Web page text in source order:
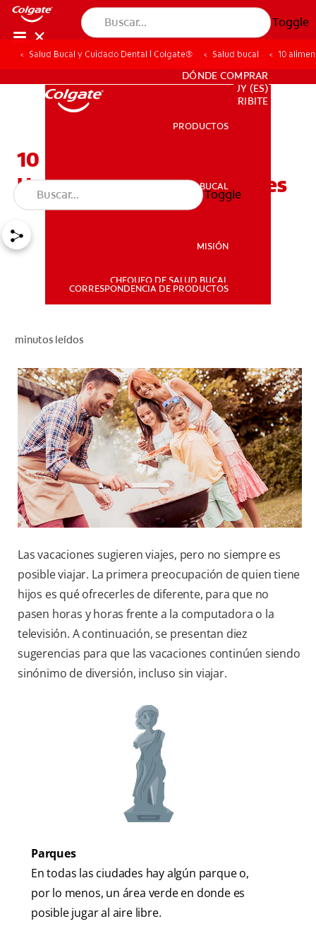
Toggle
SALUD BUCAL
PARA PROFESIONALES
DÓNDE COMPRAR
UY (ES)
SUSCRIBITE
PARA PROFESIONALES
DÓNDE COMPRAR
UY (ES)
SUSCRIBITE
PRODUCTOS
SALUD BUCAL
MISIÓN
CHEQUEO DE SALUD BUCAL
CORRESPONDENCIA DE PRODUCTOS
Toggle
Salud Bucal y Cuidado Dental | Colgate® Salud bucal 10
10 Consejos Para Pasar
Unas Vacaciones Increíbles
minutos leídos
Las vacaciones sugieren viajes, pero no siempre es
posible viajar. La primera preocupación de quien tiene
hijos es qué ofrecerles de diferente, para que no
pasen horas y horas frente a la computadora o la
televisión. A continuación, se presentan diez
sugerencias para que las vacaciones continúen siendo
sinónimo de diversión, incluso sin viajar.
Parques
En todas las ciudades hay algún parque o,
por lo menos, un área verde en donde es
posible jugar al aire libre.